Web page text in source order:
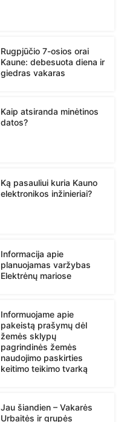
Rugpjūčio 7-osios orai
Kaune: debesuota diena ir
giedras vakaras
Kaip atsiranda minėtinos
datos?
Ką pasauliui kuria Kauno
elektronikos inžinieriai?
Informacija apie
planuojamas varžybas
Elektrėnų mariose
Informuojame apie
pakeistą prašymų dėl
žemės sklypų
pagrindinės žemės
naudojimo paskirties
keitimo teikimo tvarką
Jau šiandien – Vakarės
Urbaitės ir grupės